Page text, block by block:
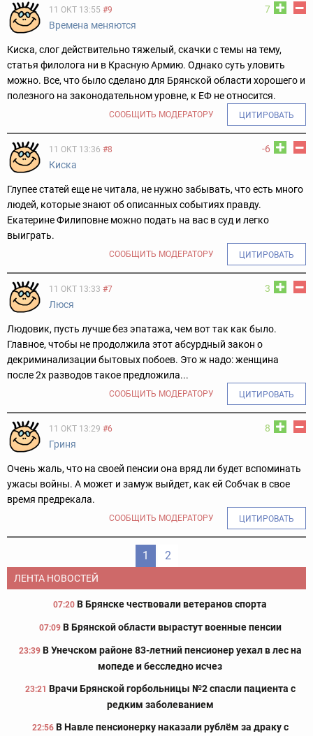
7
11 ОКТ 13:55 #9
Времена меняются
Киска, слог действительно тяжелый, скачки с темы на тему,
статья филолога ни в Красную Армию. Однако суть уловить
можно. Все, что было сделано для Брянской области хорошего и
полезного на законодательном уровне, к ЕФ не относится.
СООБЩИТЬ МОДЕРАТОРУ ЦИТИРОВАТЬ
-6
11 ОКТ 13:36 #8
Киска
Глупее статей еще не читала, не нужно забывать, что есть много
людей, которые знают об описанных событиях правду.
Екатерине Филиповне можно подать на вас в суд и легко
выиграть.
СООБЩИТЬ МОДЕРАТОРУ ЦИТИРОВАТЬ
3
11 ОКТ 13:33 #7
Люся
Людовик, пусть лучше без эпатажа, чем вот так как было.
Главное, чтобы не продолжила этот абсурдный закон о
декриминализации бытовых побоев. Это ж надо: женщина
после 2х разводов такое предложила...
СООБЩИТЬ МОДЕРАТОРУ ЦИТИРОВАТЬ
8
11 ОКТ 13:29 #6
Гриня
Очень жаль, что на своей пенсии она вряд ли будет вспоминать
ужасы войны. А может и замуж выйдет, как ей Собчак в свое
время предрекала.
СООБЩИТЬ МОДЕРАТОРУ ЦИТИРОВАТЬ
1 2
ЛЕНТА НОВОСТЕЙ
07:20 В Брянске чествовали ветеранов спорта
07:09 В Брянской области вырастут военные пенсии
23:39 В Унечском районе 83-летний пенсионер уехал в лес на
мопеде и бесследно исчез
23:21 Врачи Брянской горбольницы №2 спасли пациента с
редким заболеванием
22:56 В Навле пенсионерку наказали рублём за драку с